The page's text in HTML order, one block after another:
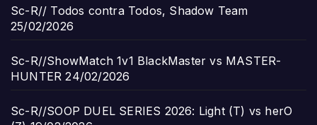
Sc-R// Todos contra Todos, Shadow Team
25/02/2026
Sc-R//ShowMatch 1v1 BlackMaster vs MASTER-
HUNTER 24/02/2026
Sc-R//SOOP DUEL SERIES 2026: Light (T) vs herO